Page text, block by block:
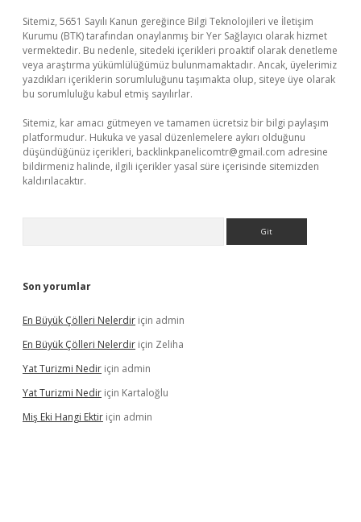
Sitemiz, 5651 Sayılı Kanun gereğince Bilgi Teknolojileri ve İletişim
Kurumu (BTK) tarafından onaylanmış bir Yer Sağlayıcı olarak hizmet
vermektedir. Bu nedenle, sitedeki içerikleri proaktif olarak denetleme
veya araştırma yükümlülüğümüz bulunmamaktadır. Ancak, üyelerimiz
yazdıkları içeriklerin sorumluluğunu taşımakta olup, siteye üye olarak
bu sorumluluğu kabul etmiş sayılırlar.
Sitemiz, kar amacı gütmeyen ve tamamen ücretsiz bir bilgi paylaşım
platformudur. Hukuka ve yasal düzenlemelere aykırı olduğunu
düşündüğünüz içerikleri, backlinkpanelicomtr@gmail.com adresine
bildirmeniz halinde, ilgili içerikler yasal süre içerisinde sitemizden
kaldırılacaktır.
Son yorumlar
En Büyük Çölleri Nelerdir için admin
En Büyük Çölleri Nelerdir için Zeliha
Yat Turizmi Nedir için admin
Yat Turizmi Nedir için Kartaloğlu
Miş Eki Hangi Ektir için admin